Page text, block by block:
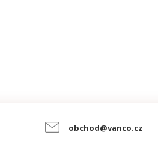
obchod@vanco.cz